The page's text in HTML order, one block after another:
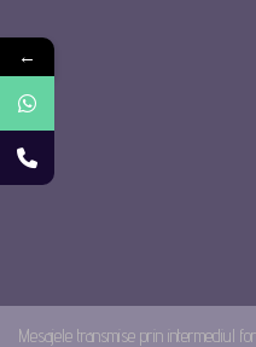
Mesajele transmise prin intermediul
←